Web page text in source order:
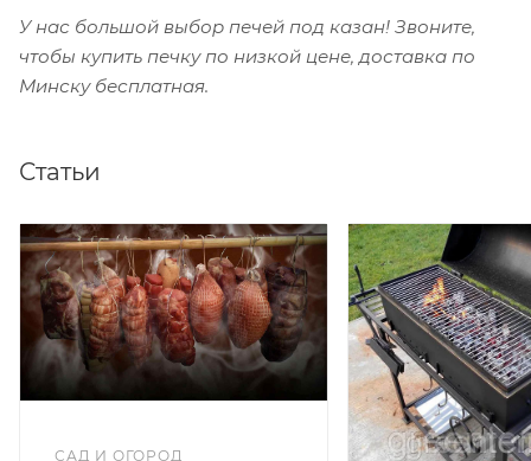
У нас большой выбор печей под казан! Звоните,
чтобы купить печку по низкой цене, доставка по
Минску бесплатная.
Статьи
САД И ОГОРОД